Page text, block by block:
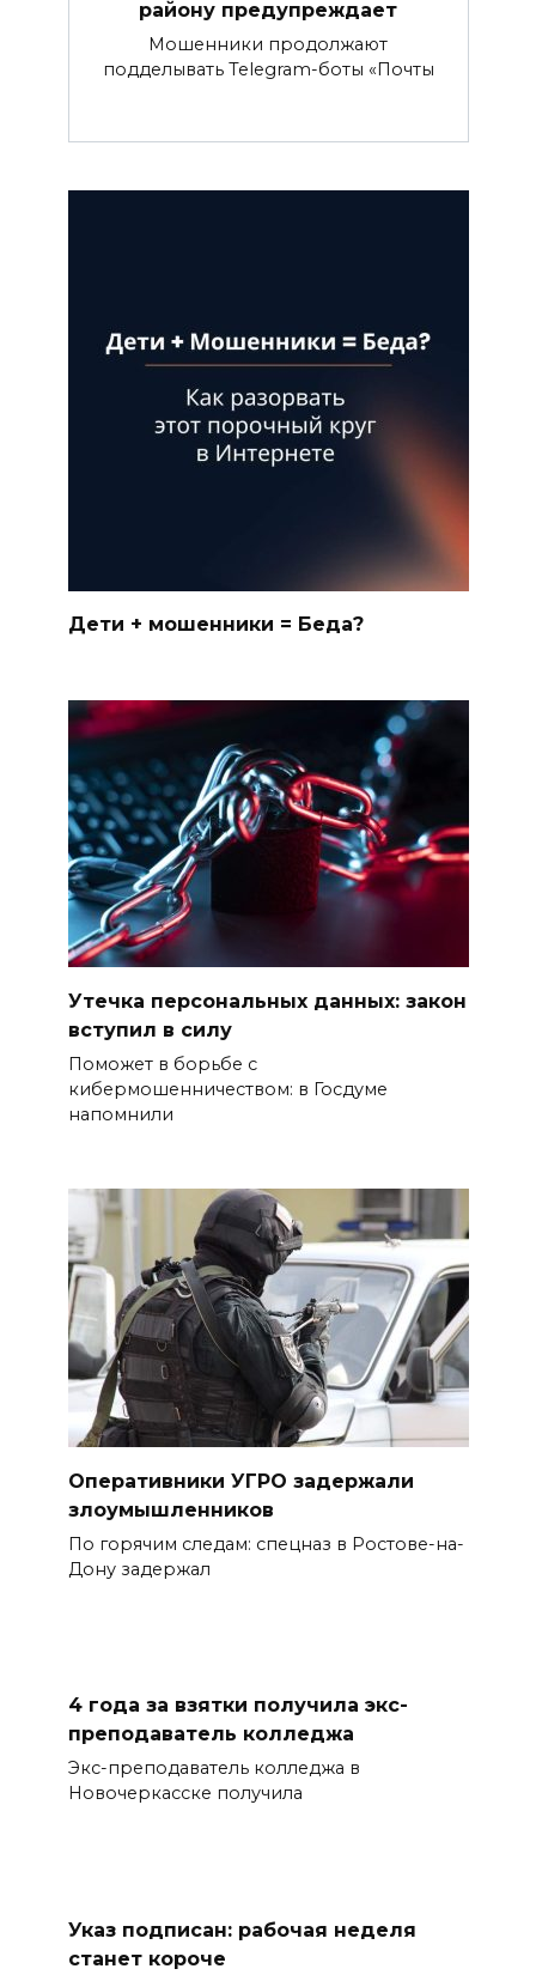
району предупреждает
Мошенники продолжают
подделывать Telegram-боты «Почты
Дети + мошенники = Беда?
Утечка персональных данных: закон
вступил в силу
Поможет в борьбе с
кибермошенничеством: в Госдуме
напомнили
Оперативники УГРО задержали
злоумышленников
По горячим следам: спецназ в Ростове-на-
Дону задержал
4 года за взятки получила экс-
преподаватель колледжа
Экс-преподаватель колледжа в
Новочеркасске получила
Указ подписан: рабочая неделя
станет короче